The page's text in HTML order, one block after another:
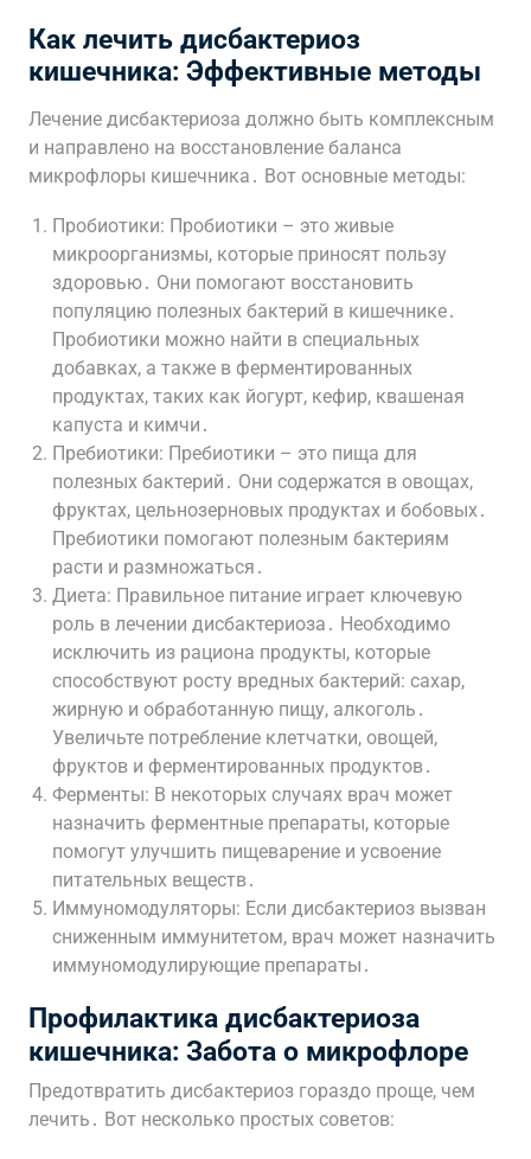
Как лечить дисбактериоз
кишечника: Эффективные методы
Лечение дисбактериоза должно быть комплексным
и направлено на восстановление баланса
микрофлоры кишечника․ Вот основные методы:
Пробиотики: Пробиотики – это живые
микроорганизмы, которые приносят пользу
здоровью․ Они помогают восстановить
популяцию полезных бактерий в кишечнике․
Пробиотики можно найти в специальных
добавках, а также в ферментированных
продуктах, таких как йогурт, кефир, квашеная
капуста и кимчи․
Пребиотики: Пребиотики – это пища для
полезных бактерий․ Они содержатся в овощах,
фруктах, цельнозерновых продуктах и бобовых․
Пребиотики помогают полезным бактериям
расти и размножаться․
Диета: Правильное питание играет ключевую
роль в лечении дисбактериоза․ Необходимо
исключить из рациона продукты, которые
способствуют росту вредных бактерий: сахар,
жирную и обработанную пищу, алкоголь․
Увеличьте потребление клетчатки, овощей,
фруктов и ферментированных продуктов․
Ферменты: В некоторых случаях врач может
назначить ферментные препараты, которые
помогут улучшить пищеварение и усвоение
питательных веществ․
Иммуномодуляторы: Если дисбактериоз вызван
сниженным иммунитетом, врач может назначить
иммуномодулирующие препараты․
Профилактика дисбактериоза
кишечника: Забота о микрофлоре
Предотвратить дисбактериоз гораздо проще, чем
лечить․ Вот несколько простых советов: